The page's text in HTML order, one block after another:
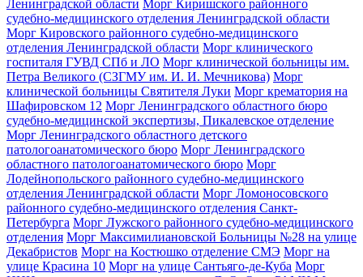
Ленинградской области Морг Киришского районного
судебно-медицинского отделения Ленинградской области
Морг Кировского районного судебно-медицинского
отделения Ленинградской области Морг клинического
госпиталя ГУВД СПб и ЛО Морг клинической больницы им.
Петра Великого (СЗГМУ им. И. И. Мечникова) Морг
клинической больницы Святителя Луки Морг крематория на
Шафировском 12 Морг Ленинградского областного бюро
судебно-медицинской экспертизы, Пикалевское отделение
Морг Ленинградского областного детского
патологоанатомического бюро Морг Ленинградского
областного патологоанатомического бюро Морг
Лодейнопольского районного судебно-медицинского
отделения Ленинградской области Морг Ломоносовского
районного судебно-медицинского отделения Санкт-
Петербурга Морг Лужского районного судебно-медицинского
отделения Морг Максимилиановской Больницы №28 на улице
Декабристов Морг на Костюшко отделение СМЭ Морг на
улице Красина 10 Морг на улице Сантьяго-де-Куба Морг